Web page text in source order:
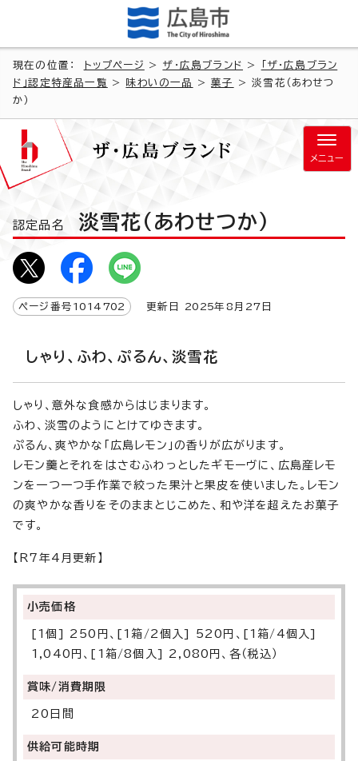
現在の位置： トップページ > ザ・広島ブランド >
「ザ・広島ブラン
ド」認定特産品一覧
> 味わいの一品 >菓子
> 淡雪花（あわせつ
か）
メニュー
認定品名 淡雪花（あわせつか）
ページ番号 1014702 更新日 2025年8月 27 日
しゃり、ふわ、ぷるん、淡雪花
しゃり、意外な食感からはじまります。
ふわ、淡雪のようにとけてゆきます。
ぷるん、爽やかな「広島レモン」の香りが広がります。
レモン羹とそれをはさむふわっとしたギモーヴに、広島産レモ
ンを一つ一つ手作業で絞った果汁と果皮を使いました。レモン
の爽やかな香りをそのままとじこめた、和や洋を超えたお菓子
です。
【R7年4月更新】
小売価格
[1個] 250円、[1箱/2個入] 520円、[1箱/4個入]
1,040円、[1箱/8個入] 2,080円、各（税込）
賞味/消費期限
20日間
供給可能時期